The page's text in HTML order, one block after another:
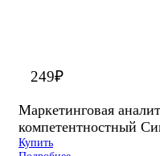
249₽
Маркетинговая
компетентностный
Купить